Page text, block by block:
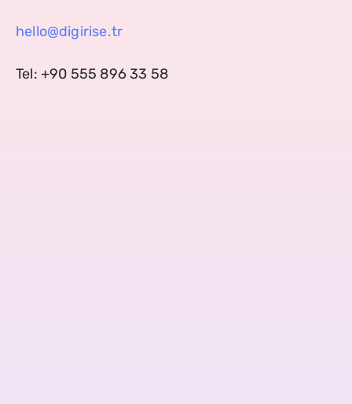
hello@digirise.tr
Tel: +90 555 896 33 58